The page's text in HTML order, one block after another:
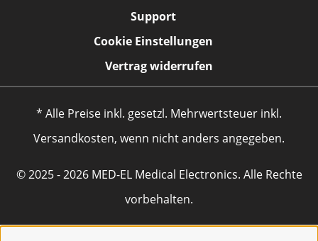
Support
Cookie Einstellungen
Vertrag widerrufen
* Alle Preise inkl. gesetzl. Mehrwertsteuer inkl.
Versandkosten, wenn nicht anders angegeben.
© 2025 - 2026 MED-EL Medical Electronics. Alle Rechte
vorbehalten.